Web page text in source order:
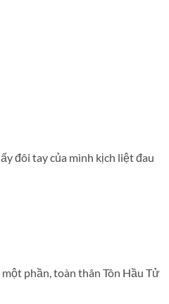
đôi tay của mình kịch liệt đau
phần, toàn thân Tôn Hầu Tử